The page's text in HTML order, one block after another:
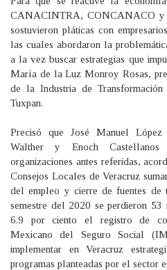
CANACINTRA, CONCANACO y
sostuvieron pláticas con
las cuales abordaron la
a la vez buscar estrategias que
María de la Luz Monroy Rosas,
de la Industria de
Tuxpan.
Precisó que José Manuel
Walther y Enoch
organizaciones antes referidas,
Consejos Locales de Veracruz
del empleo y cierre de fuentes de
semestre del 2020 se perdieron
6.9 por ciento el registro de
Mexicano del Seguro Social
implementar en Veracruz
programas planteadas por el sector